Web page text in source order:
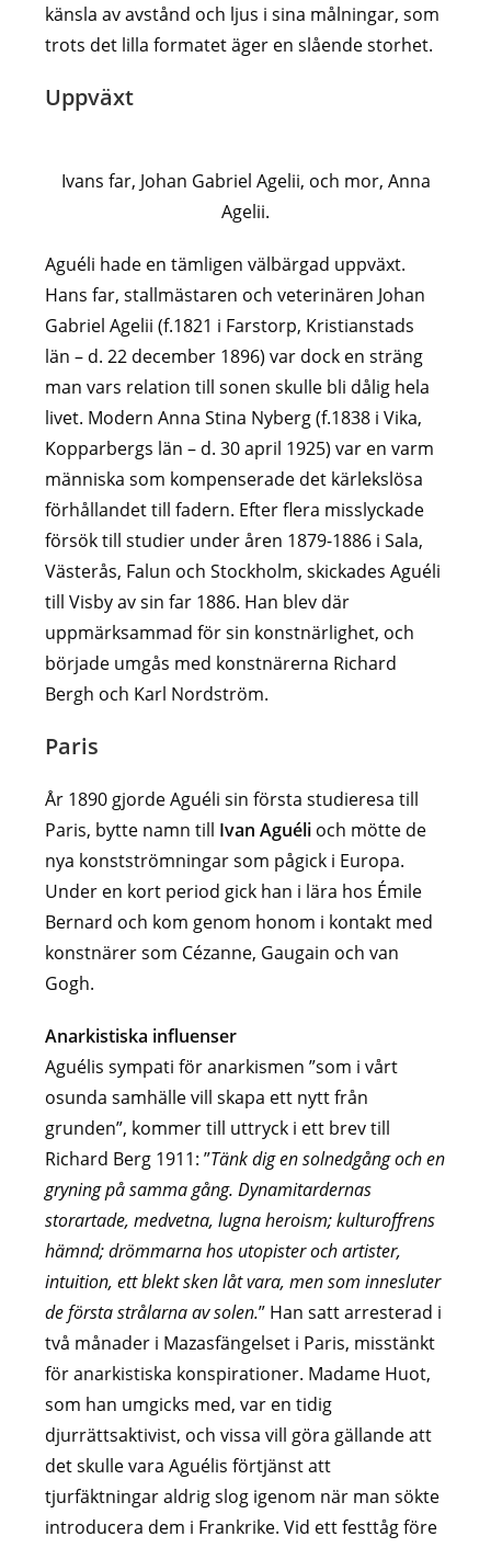
känsla av avstånd och ljus i sina målningar, som
trots det lilla formatet äger en slående storhet.
Uppväxt
Ivans far, Johan Gabriel Agelii, och mor, Anna
Agelii.
Aguéli hade en tämligen välbärgad uppväxt.
Hans far, stallmästaren och veterinären Johan
Gabriel Agelii (f.1821 i Farstorp, Kristianstads
län – d. 22 december 1896) var dock en sträng
man vars relation till sonen skulle bli dålig hela
livet. Modern Anna Stina Nyberg (f.1838 i Vika,
Kopparbergs län – d. 30 april 1925) var en varm
människa som kompenserade det kärlekslösa
förhållandet till fadern. Efter flera misslyckade
försök till studier under åren 1879-1886 i Sala,
Västerås, Falun och Stockholm, skickades Aguéli
till Visby av sin far 1886. Han blev där
uppmärksammad för sin konstnärlighet, och
började umgås med konstnärerna Richard
Bergh och Karl Nordström.
Paris
År 1890 gjorde Aguéli sin första studieresa till
Paris, bytte namn till Ivan Aguéli och mötte de
nya konstströmningar som pågick i Europa.
Under en kort period gick han i lära hos Émile
Bernard och kom genom honom i kontakt med
konstnärer som Cézanne, Gaugain och van
Gogh.
Anarkistiska influenser
Aguélis sympati för anarkismen ”som i vårt
osunda samhälle vill skapa ett nytt från
grunden”, kommer till uttryck i ett brev till
Richard Berg 1911: ”Tänk dig en solnedgång och en
gryning på samma gång. Dynamitardernas
storartade, medvetna, lugna heroism; kulturoffrens
hämnd; drömmarna hos utopister och artister,
intuition, ett blekt sken låt vara, men som innesluter
de första strålarna av solen.” Han satt arresterad i
två månader i Mazasfängelset i Paris, misstänkt
för anarkistiska konspirationer. Madame Huot,
som han umgicks med, var en tidig
djurrättsaktivist, och vissa vill göra gällande att
det skulle vara Aguélis förtjänst att
tjurfäktningar aldrig slog igenom när man sökte
introducera dem i Frankrike. Vid ett festtåg före